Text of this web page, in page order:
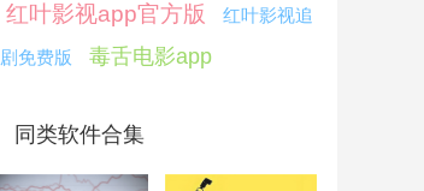
红叶影视app官方版 红叶影视追
剧免费版 毒舌电影app
同类软件合集